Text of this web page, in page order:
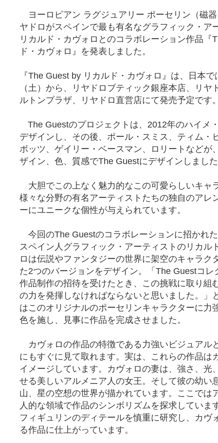
ヨーロピアン ラグジュアリー ポーセリン（磁
ヤドロがスペインで最も有名なグラフィック・ア
リカルド・カヴォロとのコラボレーション作品『
ド・カヴォロ』を発表しました。
『The Guest by リカルド・カヴォロ』は、日本
（土）から、リヤドロブティック銀座本店、リヤ
ルトンプラザ、リヤドロ直営店にて発売予定です
The Guestのプロジェクトは、2012年のハイメ
デザインし、その後、ポール・スミス、ティム・
ボッツ、ゲイリー・ベースマン、ロリートなどが
ザイン、色、質感でThe Guestにデザインしまし
大胆でこの上なく魅力的なこの可愛らしいキャ
様々な分野の有名アーティストたちの独自のアレ
ーにユニークな個性が与えられています。
今回のThe Guestのコラボレーションに招かれ
スペイン人グラフィック・アーティストのリカル
ロは伝説やファンタジーの世界に架空のキャラク
た2つのバージョンをデザイン。「The Guestコ
作品制作の招待を受けたとき、この挑戦に取り組
の力を発揮しなければならないと思いました。」
はこのオリジナルのポーセリンキャラクターに力
色を施し、見事に作品を完成させました。
カヴォロの作品の特徴である力強いビジュアル
にもすぐに見て取れます。実は、これらの作品は
イメージしています。カヴォロの妻は、強さ、光
せる美しいアルメニア人の女王。そして彼の幼い
山、星の空想の世界が描かれています。ここでは
人的な領域で作品のシンボリズムを探求していま
フィギュリンのディテールを慎重に研究し、カヴ
る作品に仕上がっています。